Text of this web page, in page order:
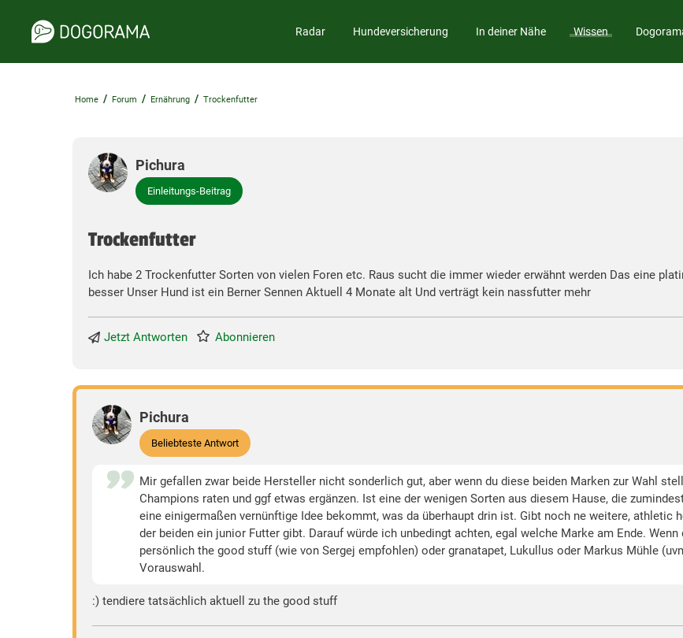
Radar Hundeversicherung In deiner Nähe Wissen
Home / Forum / Ernährung / Trockenfutter
Pichura
Einleitungs-Beitrag
Trockenfutter
Ich habe 2 Trockenfutter Sorten von vielen Foren etc. Raus sucht die immer wieder erwähnt werden Das eine
besser Unser Hund ist ein Berner Sennen Aktuell 4 Monate alt Und verträgt kein nassfutter mehr
Jetzt Antworten Abonnieren
Pichura
Beliebteste Antwort
Mir gefallen zwar beide Hersteller nicht sonderlich gut, aber wenn du diese beiden Marken zur Wahl
Champions raten und ggf etwas ergänzen. Ist eine der wenigen Sorten aus diesem Hause, die
eine einigermaßen vernünftige Idee bekommt, was da überhaupt drin ist. Gibt noch ne weitere, athletic
der beiden ein junior Futter gibt. Darauf würde ich unbedingt achten, egal welche Marke am Ende.
persönlich the good stuff (wie von Sergej empfohlen) oder granatapet, Lukullus oder Markus Mühle
Vorauswahl.
:) tendiere tatsächlich aktuell zu the good stuff